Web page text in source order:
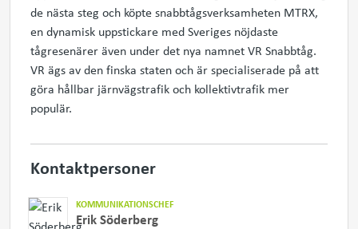
de nästa steg och köpte snabbtågsverksamheten MTRX,
en dynamisk uppstickare med Sveriges nöjdaste
tågresenärer även under det nya namnet VR Snabbtåg.
VR ägs av den finska staten och är specialiserade på att
göra hållbar järnvägstrafik och kollektivtrafik mer
populär.
Kontaktpersoner
KOMMUNIKATIONSCHEF
Erik Söderberg